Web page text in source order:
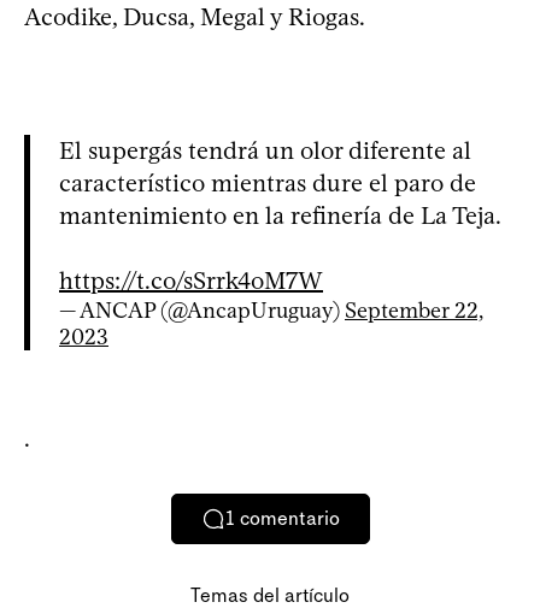
Acodike, Ducsa, Megal y Riogas.
El supergás tendrá un olor diferente al
característico mientras dure el paro de
mantenimiento en la refinería de La Teja.
https://t.co/sSrrk4oM7W
— ANCAP (@AncapUruguay) September 22,
2023
.
1 comentario
Temas del artículo